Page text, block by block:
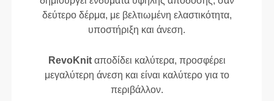
δεύτερο δέρμα, με βελτιωμένη ελαστικότητα,
υποστήριξη και άνεση.
RevoKnitαποδίδει καλύτερα, προσφέρει
μεγαλύτερη άνεση και είναι καλύτερο για το
περιβάλλον.